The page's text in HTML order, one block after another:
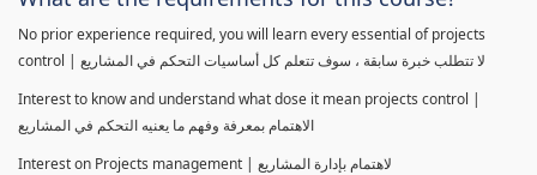
No prior experience required, you will learn every essential of projects
control | لا تتطلب خبرة سابقة ، سوف تتعلم كل أساسيات التحكم في المشاريع
Interest to know and understand what dose it mean projects control |
الاهتمام بمعرفة وفهم ما يعنيه التحكم في المشاريع
Interest on Projects management | لاهتمام بإدارة المشاريع